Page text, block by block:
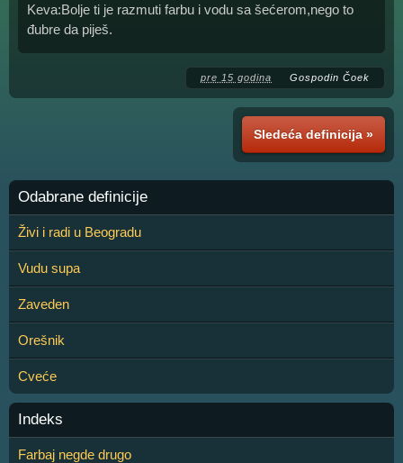
Keva:Bolje ti je razmuti farbu i vodu sa šećerom,nego to
đubre da piješ.
pre 15 godina Gospodin Čoek
Sledeća definicija »
Odabrane definicije
Živi i radi u Beogradu
Vudu supa
Zaveden
Orešnik
Cveće
Indeks
Farbaj negde drugo